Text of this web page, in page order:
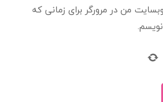
من در مرورگر برای زمانی که